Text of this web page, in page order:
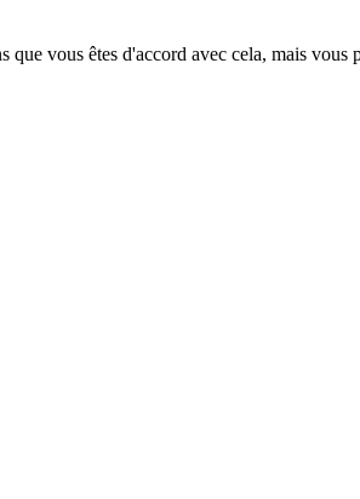
vous êtes d'accord avec cela, mais vous